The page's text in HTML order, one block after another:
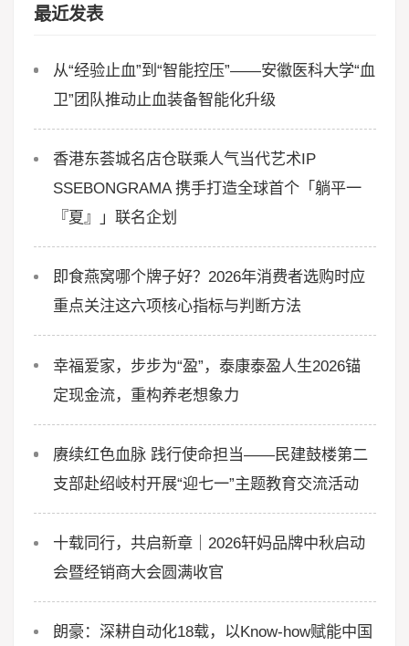
最近发表
从“经验止血”到“智能控压”——安徽医科大学“血
卫”团队推动止血装备智能化升级
香港东荟城名店仓联乘人气当代艺术IP
SSEBONGRAMA 携手打造全球首个「躺平一
『夏』」联名企划
即食燕窝哪个牌子好？2026年消费者选购时应
重点关注这六项核心指标与判断方法
幸福爱家，步步为“盈”，泰康泰盈人生2026锚
定现金流，重构养老想象力
赓续红色血脉 践行使命担当——民建鼓楼第二
支部赴绍岐村开展“迎七一”主题教育交流活动
十载同行，共启新章｜2026轩妈品牌中秋启动
会暨经销商大会圆满收官
朗豪：深耕自动化18载，以Know-how赋能中国